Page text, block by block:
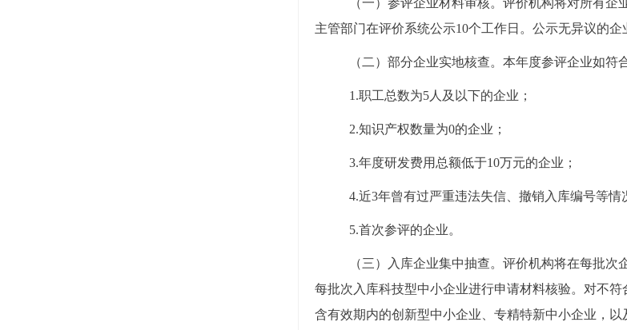
（一） 参评企业材料审核。评价机构将对所有企
主管部门在评价系统公示10个工作日。公示无异议的
（二）部分企业实地核查。本年度参评企业如
1.职工总数为5人及以下的企业；
2.知识产权数量为0的企业；
3.年度研发费用总额低于10万元的企业；
4.近3年曾有过严重违法失信、撤销入库编号等情
5.首次参评的企业。
（三）入库企业集中抽查。评价机构将在每批
每批次入库科技型中小企业进行申请材料核验。对不
含有效期内的创新型中小企业、专精特新中小企业，